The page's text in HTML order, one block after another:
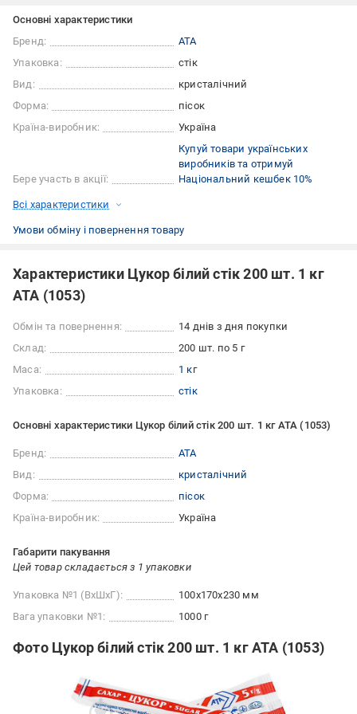
Основні характеристики
Бренд:
АТА
Упаковка:
стік
Вид:
кристалічний
Форма:
пісок
Країна-виробник:
Україна
Бере участь в акції:
Купуй товари українських
виробників та отримуй
Національний кешбек 10%
Всі характеристики
Умови обміну і повернення товару
Характеристики Цукор білий стік 200 шт. 1 кг
АТА (1053)
Обмін та повернення:
14 днів з дня покупки
Склад:
200 шт. по 5 г
Маса:
1 кг
Упаковка:
стік
Основні характеристики Цукор білий стік 200 шт. 1 кг АТА (1053)
Бренд:
АТА
Вид:
кристалічний
Форма:
пісок
Країна-виробник:
Україна
Габарити пакування
Цей товар складається з 1 упаковки
Упаковка №1 (ВхШхГ):
100x170x230 мм
Вага упаковки №1:
1000 г
Фото Цукор білий стік 200 шт. 1 кг АТА (1053)